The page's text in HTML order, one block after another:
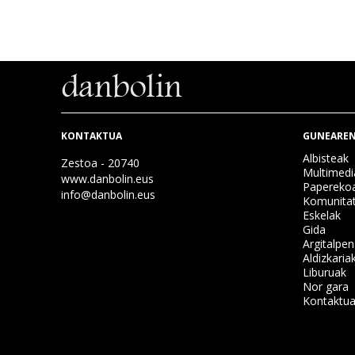
KONTAKTUA
Zestoa - 20740
www.danbolin.eus
info@danbolin.eus
Albisteak
Eskelak
Gida
Liburuak
Nor gara